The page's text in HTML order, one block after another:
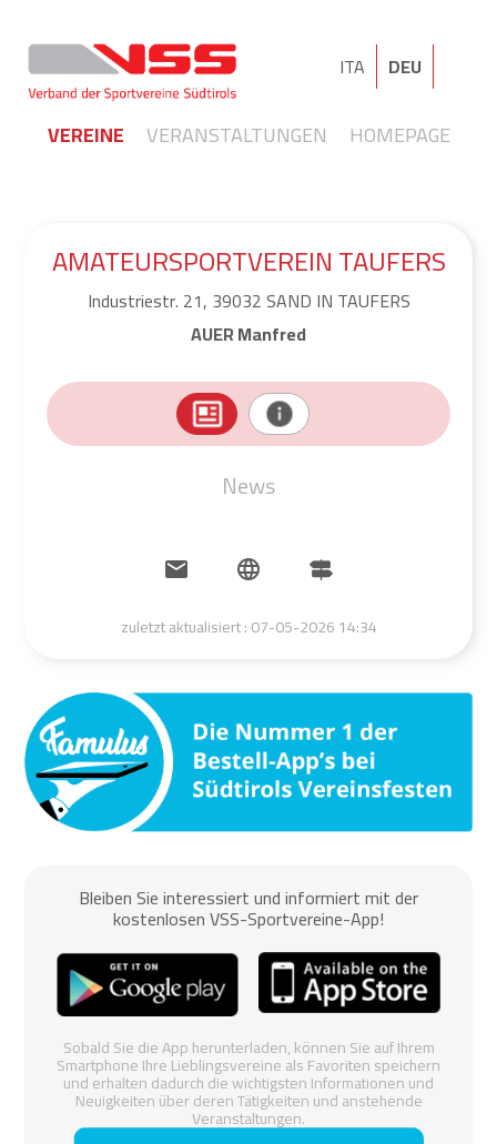
ITA DEU
VEREINE VERANSTALTUNGEN HOMEPAGE
AMATEURSPORTVEREIN TAUFERS
Industriestr. 21, 39032 SAND IN TAUFERS
AUER Manfred
News
zuletzt aktualisiert :07-05-2026 14:34
Bleiben Sie interessiert und informiert mit der
kostenlosen VSS-Sportvereine-App!
Sobald Sie die App herunterladen, können Sie auf Ihrem
Smartphone Ihre Lieblingsvereine als Favoriten speichern
und erhalten dadurch die wichtigsten Informationen und
Neuigkeiten über deren Tätigkeiten und anstehende
Veranstaltungen.